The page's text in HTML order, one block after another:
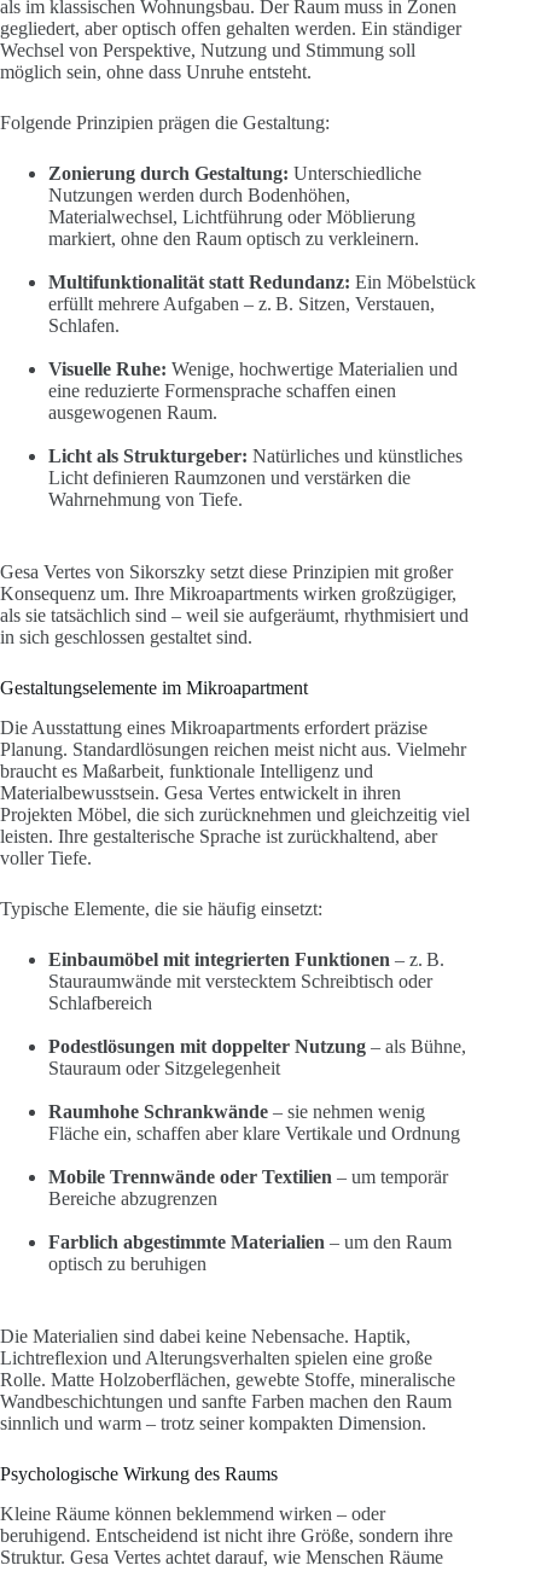
als im klassischen Wohnungsbau. Der Raum muss in Zonen
gegliedert, aber optisch offen gehalten werden. Ein ständiger
Wechsel von Perspektive, Nutzung und Stimmung soll
möglich sein, ohne dass Unruhe entsteht.
Folgende Prinzipien prägen die Gestaltung:
Zonierung durch Gestaltung: Unterschiedliche
Nutzungen werden durch Bodenhöhen,
Materialwechsel, Lichtführung oder Möblierung
markiert, ohne den Raum optisch zu verkleinern.
Multifunktionalität statt Redundanz: Ein Möbelstück
erfüllt mehrere Aufgaben – z. B. Sitzen, Verstauen,
Schlafen.
Visuelle Ruhe: Wenige, hochwertige Materialien und
eine reduzierte Formensprache schaffen einen
ausgewogenen Raum.
Licht als Strukturgeber: Natürliches und künstliches
Licht definieren Raumzonen und verstärken die
Wahrnehmung von Tiefe.
Gesa Vertes von Sikorszky setzt diese Prinzipien mit großer
Konsequenz um. Ihre Mikroapartments wirken großzügiger,
als sie tatsächlich sind – weil sie aufgeräumt, rhythmisiert und
in sich geschlossen gestaltet sind.
Gestaltungselemente im Mikroapartment
Die Ausstattung eines Mikroapartments erfordert präzise
Planung. Standardlösungen reichen meist nicht aus. Vielmehr
braucht es Maßarbeit, funktionale Intelligenz und
Materialbewusstsein. Gesa Vertes entwickelt in ihren
Projekten Möbel, die sich zurücknehmen und gleichzeitig viel
leisten. Ihre gestalterische Sprache ist zurückhaltend, aber
voller Tiefe.
Typische Elemente, die sie häufig einsetzt:
Einbaumöbel mit integrierten Funktionen – z. B.
Stauraumwände mit verstecktem Schreibtisch oder
Schlafbereich
Podestlösungen mit doppelter Nutzung – als Bühne,
Stauraum oder Sitzgelegenheit
Raumhohe Schrankwände – sie nehmen wenig
Fläche ein, schaffen aber klare Vertikale und Ordnung
Mobile Trennwände oder Textilien – um temporär
Bereiche abzugrenzen
Farblich abgestimmte Materialien – um den Raum
optisch zu beruhigen
Die Materialien sind dabei keine Nebensache. Haptik,
Lichtreflexion und Alterungsverhalten spielen eine große
Rolle. Matte Holzoberflächen, gewebte Stoffe, mineralische
Wandbeschichtungen und sanfte Farben machen den Raum
sinnlich und warm – trotz seiner kompakten Dimension.
Psychologische Wirkung des Raums
Kleine Räume können beklemmend wirken – oder
beruhigend. Entscheidend ist nicht ihre Größe, sondern ihre
Struktur. Gesa Vertes achtet darauf, wie Menschen Räume